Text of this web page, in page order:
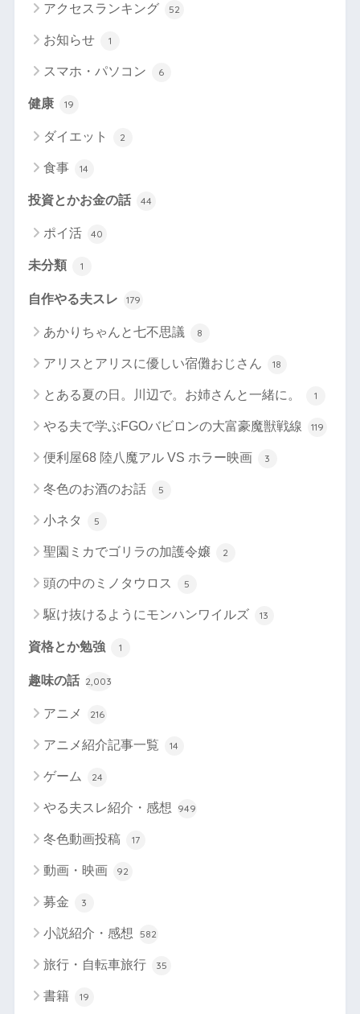
アクセスランキング 52
お知らせ 1
スマホ・パソコン 6
健康 19
ダイエット 2
食事 14
投資とかお金の話 44
ポイ活 40
未分類 1
自作やる夫スレ 179
あかりちゃんと七不思議 8
アリスとアリスに優しい宿儺おじさん 18
とある夏の日。川辺で。お姉さんと一緒に。 1
やる夫で学ぶFGOバビロンの大富豪魔獣戦線 119
便利屋68 陸八魔アル VS ホラー映画 3
冬色のお酒のお話 5
小ネタ 5
聖園ミカでゴリラの加護令嬢 2
頭の中のミノタウロス 5
駆け抜けるようにモンハンワイルズ 13
資格とか勉強 1
趣味の話 2,003
アニメ 216
アニメ紹介記事一覧 14
ゲーム 24
やる夫スレ紹介・感想 949
冬色動画投稿 17
動画・映画 92
募金 3
小説紹介・感想 582
旅行・自転車旅行 35
書籍 19